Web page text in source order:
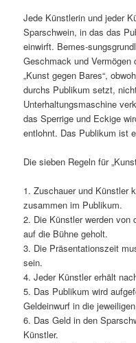
Jede Künstlerin und jeder
Sparschwein, in das das
einwirft. Bemes-
Geschmack und Vermögen
„Kunst gegen Bares“,
durchs Publikum setzt,
Unterhaltungsmaschine
das Sperrige und Eckige
entlohnt. Das Publikum ist
Die sieben Regeln für
1. Zuschauer und Künstler
zusammen im Publikum.
2. Die Künstler werden von
auf die Bühne geholt.
3. Die Präsentationszeit
sein.
4. Jeder Künstler erhält
5. Das Publikum wird
Geldeinwurf in die
6. Das Geld in den
Künstler.